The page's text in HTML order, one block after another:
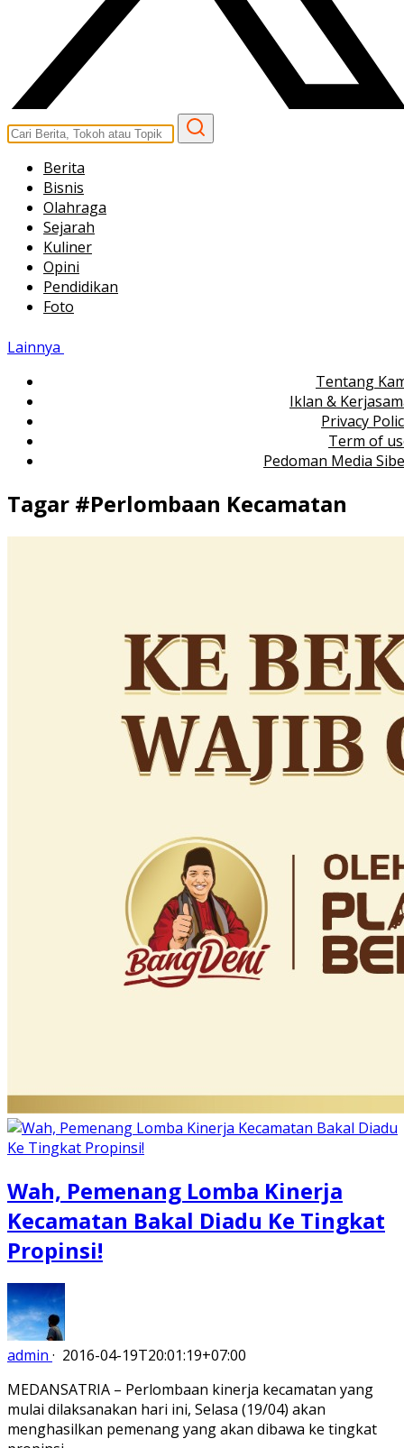
Berita
Bisnis
Olahraga
Sejarah
Kuliner
Opini
Pendidikan
Foto
Lainnya
Tentang
Iklan &
Privacy
Term of
Pedoman Media
Tagar #Perlombaan Kecamatan
Wah, Pemenang Lomba Kinerja
Kecamatan Bakal Diadu Ke Tingkat
Propinsi!
admin · 2016-04-19T20:01:19+07:00
MEDANSATRIA – Perlombaan kinerja kecamatan yang
mulai dilaksanakan hari ini, Selasa (19/04) akan
menghasilkan pemenang yang akan dibawa ke tingkat